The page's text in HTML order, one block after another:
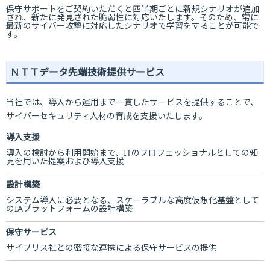
保守サポートをご契約いただくと四半期ごとに新規シナリオが追加
され、新たに発見された脆弱性に対応いたします。そのため、常に
最新のサイバー攻撃に対応したシナリオで学習をすることが可能で
す。
ＮＴＴデータ先端技術提供サービス
当社では、導入から運用まで一貫したサービスを提供することで、
サイバーセキュリティ人材の育成を支援いたします。
導入支援
導入の検討から利用開始まで、ITのプロフェッショナルとしての知
見を用いた提案および導入支援
設計構築
システム導入に必要となる、スケーラブルな高度仮想化基盤として
のIAプラットフォームの設計構築
保守サービス
サイプリス社との密接な連携による保守サービスの提供